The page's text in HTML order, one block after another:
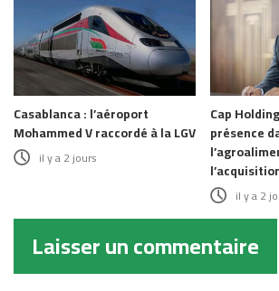
Casablanca : l’aéroport
Mohammed V raccordé à la LGV
il y a 2 jours
Cap
présence
il y a 2
Laisser un commentaire